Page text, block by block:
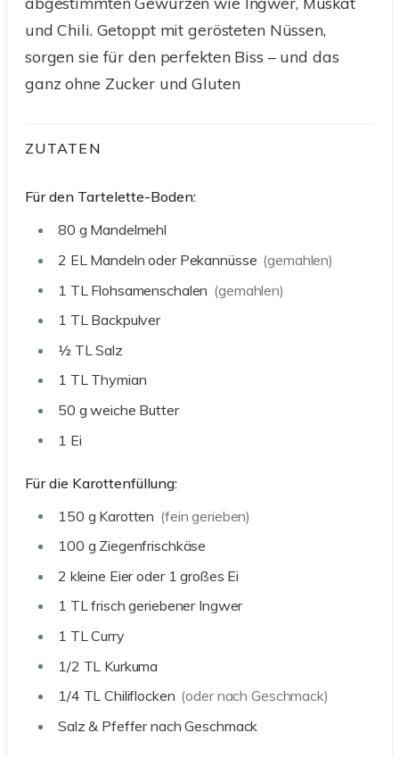
und Chili. Getoppt mit gerösteten Nüssen,
sorgen sie für den perfekten Biss – und das
ganz ohne Zucker und Gluten
ZUTATEN
Für den Tartelette-Boden:
80 g Mandelmehl
2 EL Mandeln oder Pekannüsse (gemahlen)
1 TL Flohsamenschalen (gemahlen)
1 TL Backpulver
½ TL Salz
1 TL Thymian
50 g weiche Butter
1 Ei
Für die Karottenfüllung:
150 g Karotten (fein gerieben)
100 g Ziegenfrischkäse
2 kleine Eier oder 1 großes Ei
1 TLfrisch geriebener Ingwer
1 TL Curry
1/2 TL Kurkuma
1/4 TL Chiliflocken (oder nach Geschmack)
Salz & Pfeffer nach Geschmack